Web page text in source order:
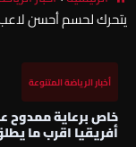
يتحرك لحسم أحسن
أخبار الرياضة المتنوعة
خاص برعاية ممدوح
أفريقيا اقرب ما